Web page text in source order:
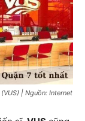
| Nguồn: Internet